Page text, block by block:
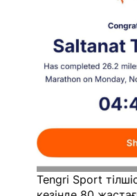
Tengri Sport